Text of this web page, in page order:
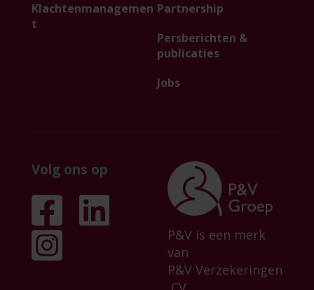
Klachtenmanagemen
t
Partnership
Persberichten &
publicaties
Jobs
Volg ons op
P&V is een merk
van
P&V Verzekeringen